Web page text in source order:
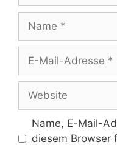
Mail-
Adresse
Name, E-Mail-
diesem Browser